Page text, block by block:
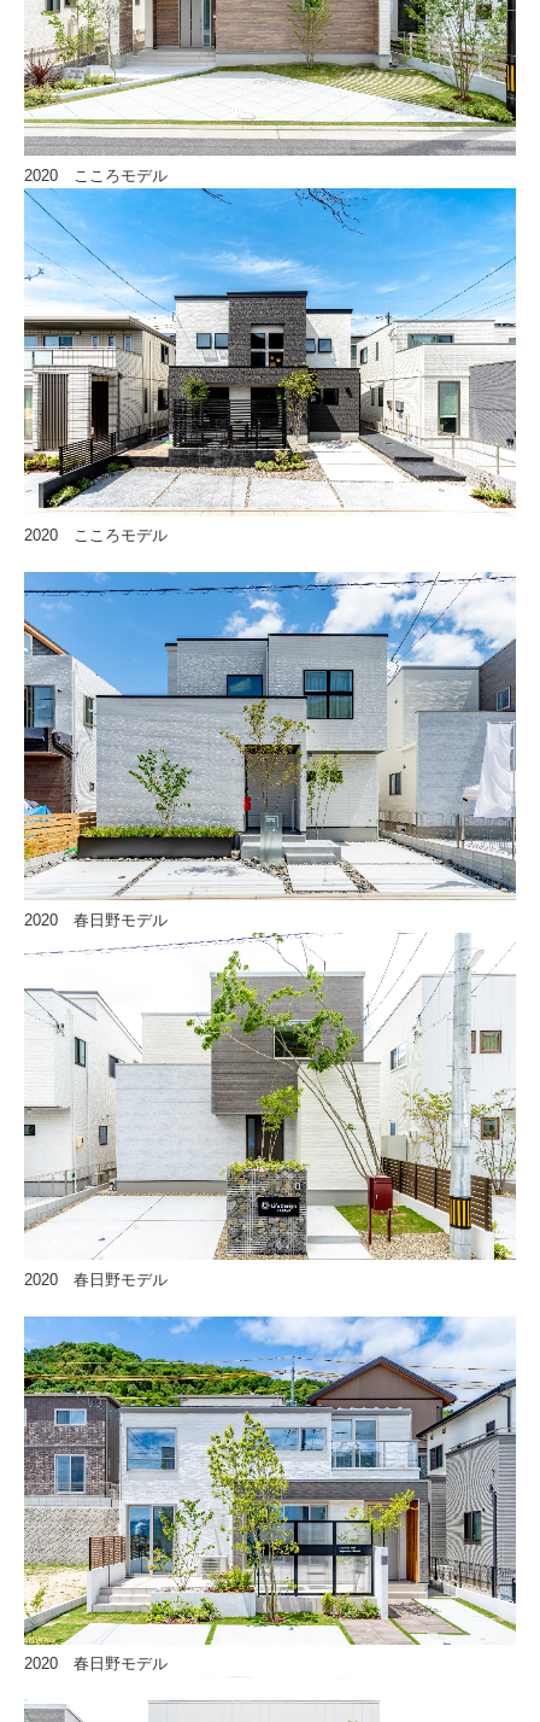
2020 こころモデル
2020 こころモデル
2020 春日野モデル
2020 春日野モデル
2020 春日野モデル